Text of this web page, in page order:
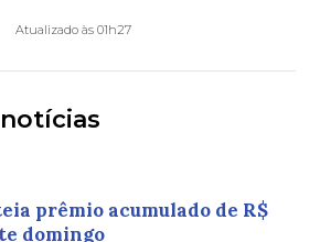
Atualizado às 01h27
prêmio acumulado de R$
domingo